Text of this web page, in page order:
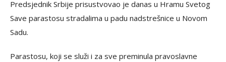
Predsjednik Srbije prisustvovao je danas u Hramu Svetog
Save parastosu stradalima u padu nadstrešnice u Novom
Sadu.
Parastosu, koji se služi i za sve preminula pravoslavne